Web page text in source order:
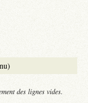
des lignes vides.